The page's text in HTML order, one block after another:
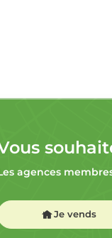
agences
Je vends